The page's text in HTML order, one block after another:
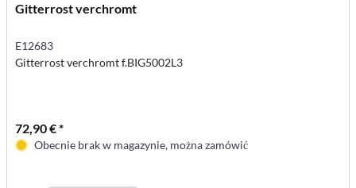
Gitterrost verchromt
E12683
Gitterrost verchromt f.BIG5002L3
72,90 € *
Obecnie brak w magazynie, można zamówić